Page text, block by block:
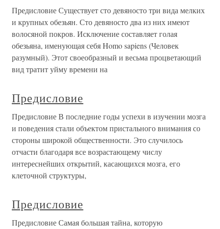
Предисловие Существует сто девяносто три вида мелких
и крупных обезьян. Сто девяносто два из них имеют
волосяной покров. Исключение составляет голая
обезьяна, именующая себя Homo sapiens (Человек
разумный). Этот своеобразный и весьма процветающий
вид тратит уйму времени на
Предисловие
Предисловие В последние годы успехи в изучении мозга
и поведения стали объектом пристального внимания со
стороны широкой общественности. Это случилось
отчасти благодаря все возрастающему числу
интереснейших открытий, касающихся мозга, его
клеточной структуры,
Предисловие
Предисловие Самая большая тайна, которую